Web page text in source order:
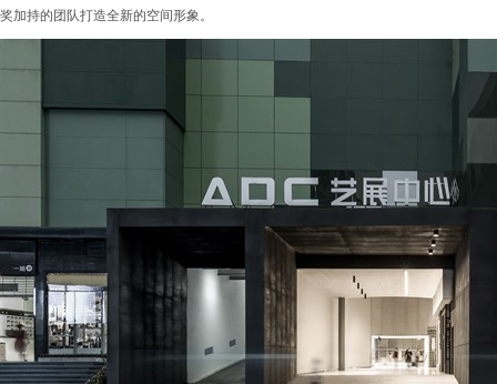
奖加持的团队打造全新的空间形象。